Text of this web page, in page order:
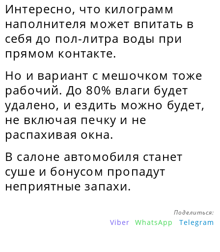
Интересно, что килограмм
наполнителя может впитать в
себя до пол-литра воды при
прямом контакте.
Но и вариант с мешочком тоже
рабочий. До 80% влаги будет
удалено, и ездить можно будет,
не включая печку и не
распахивая окна.
В салоне автомобиля станет
суше и бонусом пропадут
неприятные запахи.
Поделиться:
Viber WhatsApp Telegram